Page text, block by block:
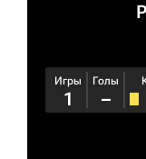
Игры
1
Голы
–